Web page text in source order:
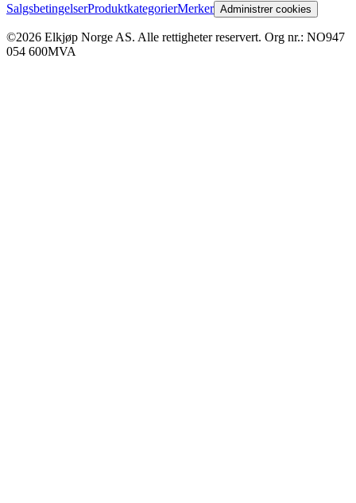
SalgsbetingelserProduktkategorierMerker Administrer cookies
©2026 Elkjøp Norge AS. Alle rettigheter reservert. Org nr.: NO947
054 600MVA